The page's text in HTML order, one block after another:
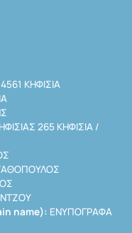
ΚΗΦΙΣΙΑ
265 ΚΗΦΙΣΙΑ /
name): ΕΝΥΠΟΓΡΑΦΑ